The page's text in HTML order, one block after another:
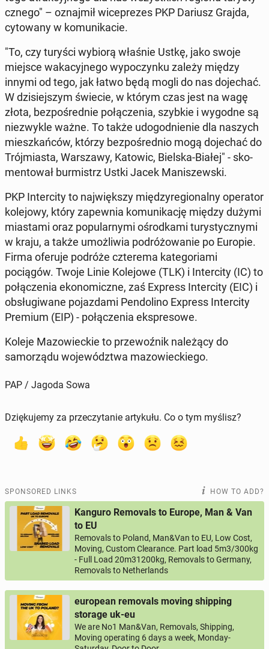
cznego" – oz­na­jmił wi­ceprezes PKP Dariusz Grajda,
cy­towany w ko­mu­nika­cie.
"To, czy turyści wybiorą właśnie Ustkę, jako swoje
miejsce waka­cyjnego wypoczynku zależy między
innymi od tego, jak łatwo będą mogli do nas do­jechać.
W dzisiejszym świecie, w którym czas jest na wagę
złota, bezpośred­nie połączenia, szybkie i wygodne są
niezwyk­le ważne. To także udo­god­nie­nie dla naszych
mieszkańców, którzy bezpośred­nio mogą do­jechać do
Trójmi­as­ta, Warsza­wy, Katowic, Bielska-Białej" - sko­
men­tował bur­mistrz Ustki Jacek Man­iszews­ki.
PKP In­ter­ci­ty to na­jwięk­szy międzyre­gion­al­ny op­er­a­tor
kole­jowy, który za­pew­nia ko­mu­nikację między dużymi
mi­as­ta­mi oraz pop­u­larny­mi ośrod­ka­mi tu­rysty­czny­mi
w kraju, a także umożli­wia po­dróżowanie po Europie.
Firma oferuje podróże cztere­ma kat­e­go­ri­a­mi
pociągów. Twoje Linie Kole­jowe (TLK) i In­ter­ci­ty (IC) to
połączenia eko­nom­iczne, zaś Express In­ter­ci­ty (EIC) i
ob­sługi­wane po­jaz­da­mi Pen­dolino Express In­ter­ci­ty
Premium (EIP) - połączenia ek­spre­sowe.
Koleje Ma­zowieck­ie to prze­woźnik należą­cy do
samorzą­du wo­jew­ództ­wa ma­zowieck­iego.
PAP / Jagoda Sowa
Dziękujemy za przeczytanie artykułu. Co o tym myślisz?
SPONSORED LINKS HOW TO ADD?
Kanguro Removals to Europe, Man & Van
to EU
Removals to Poland, Man&Van to EU, Low Cost,
Moving, Custom Clearance. Part load 5m3/300kg
- Full Load 20m31200kg, Removals to Germany,
Removals to Netherlands
european removals moving shipping
storage uk-eu
We are No1 Man&Van, Removals, Shipping,
Moving operating 6 days a week, Monday-